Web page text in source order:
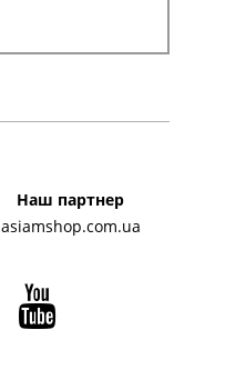
Наш партнер
asiamshop.com.ua